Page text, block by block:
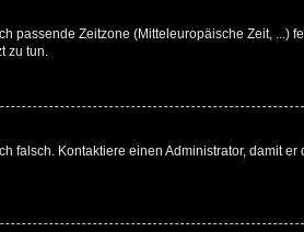
passende Zeitzone (Mitteleuropäische Zeit, ...)
zu tun.
falsch. Kontaktiere einen Administrator, damit er